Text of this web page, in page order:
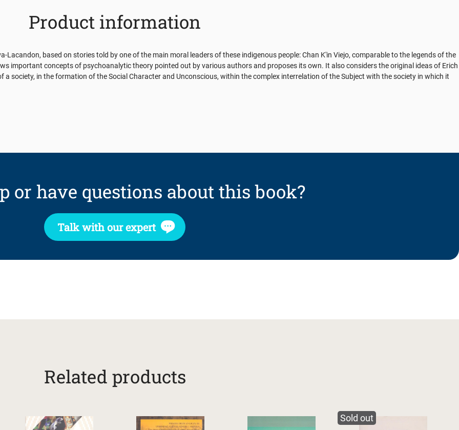
Product information
based on stories told by one of the main moral leaders of these indigenous people: Chan K'in Viejo, comparable to the legends of the
important concepts of psychoanalytic theory pointed out by various authors and proposes its own. It also considers the original ideas of Erich
society, in the formation of the Social Character and Unconscious, within the complex interrelation of the Subject with the society in which it
or have questions about this book?
Talk with our expert
Related products
Sold out